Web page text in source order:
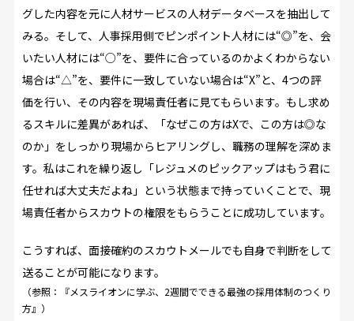
グした内容を元に人材サービスの人材データベースを抽出して
みる。そして、人事採用側でピンポイント人材には“◎”を、会
いたい人材には“○”を、要件に合っているのかよくわからない
場合は“△”を、要件に一致していない場合は“X”と、4つの評
価を行い、その内容を現場責任者に見てもらいます。もし求め
るスキルに差異があれば、「なぜこの方はXで、この方は◎な
のか」をしっかり現場からヒアリングし、職務の理解を深めま
す。私はこれを繰り返し「レジュメのピックアップはもう君に
任せれば大丈夫だよね」という状態まで持っていくことで、現
場責任者からスカウトの権限をもらうことに成功しています。
こうすれば、面接確約のスカウトメールでも自身で判断をして
送ることが可能になります。
（参照：『メスライオンに学ぶ、2週間でできる最強の採用体制のつくり
方』）